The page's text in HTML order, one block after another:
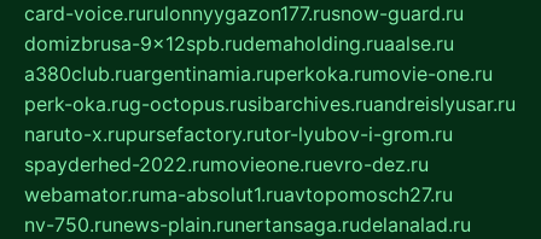
card-voice.rurulonnyygazon177.rusnow-guard.ru
domizbrusa-9x12spb.rudemaholding.ruaalse.ru
a380club.ruargentinamia.ruperkoka.rumovie-one.ru
perk-oka.rug-octopus.rusibarchives.ruandreislyusar.ru
naruto-x.rupursefactory.rutor-lyubov-i-grom.ru
spayderhed-2022.rumovieone.ruevro-dez.ru
webamator.ruma-absolut1.ruavtopomosch27.ru
nv-750.runews-plain.runertansaga.rudelanalad.ru